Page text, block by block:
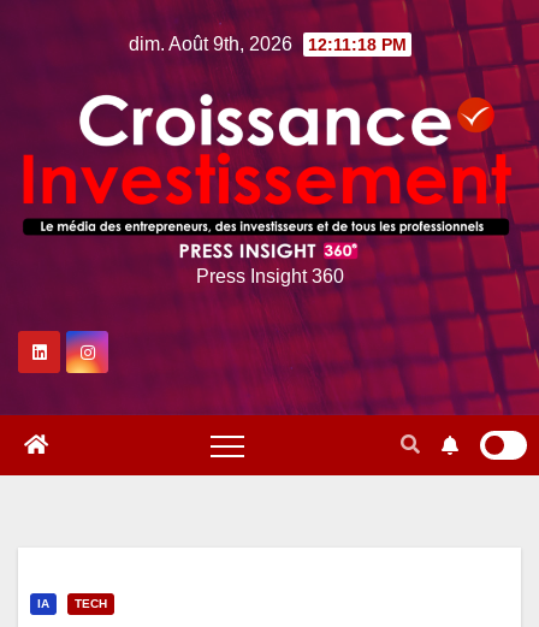
dim. Août 9th, 2026 12:11:19 PM
Press Insight 360
IA TECH